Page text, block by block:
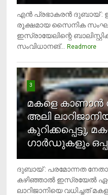
എന്‍ പ്രഭാകരന്‍ ദുബായ് :
രൂക്ഷമായ സൈനിക
ഇസ്രായേലിന്റെ
സംവിധാനങ്...
Readmore
3
മകളെ കാണാന്‍
അലി
കുറിക്കപ്പെട്ടു,
ഗാര്‍ഡുകളും
ദുബായ് : പരമോന്നത
കഴിഞ്ഞാല്‍ ഇസ്രയേല്‍
ലാറിജാനിയെ വധിച്ചത്
4